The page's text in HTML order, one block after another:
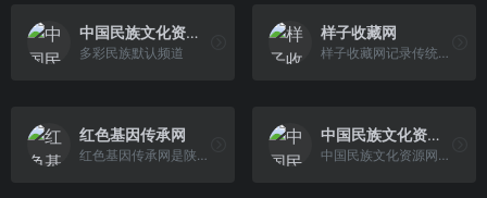
中国民族文化资源网
多彩民族默认频道
样子收藏网
样子收藏网记录传统艺术非物质文化遗产的传承,关注艺术品市场的最新拍卖动态综合性艺术网站.通过互联网记录古代古董、古玩字画等艺术品收藏的发展历史脉络.
红色基因传承网
红色基因传承网是陕西省党性教育基地联盟的官方网站，是当代陕西杂志社“互联网+红色基因传承工程”的重要组成部分，红色基因传承网将以全省优质党性教 育资源为核心纽带，以党性教育机构为重要依托，为教育引导党员干部传承红色基因、不忘初心使命、坚定理想信念、树牢宗旨意识提供基础保障，全力打造党员干部在线学习平台，做好红 色基因传承工作。
中国民族文化资源库
中国民族文化资源网国家民委首个集文字、图片、影像、声音于一体的民族文化保护与传承的数字化工程，充分运用现代科技，网络新鲜的民族文化咨询，提供专业的民族文化知识，创建中华民族新的精神家园。